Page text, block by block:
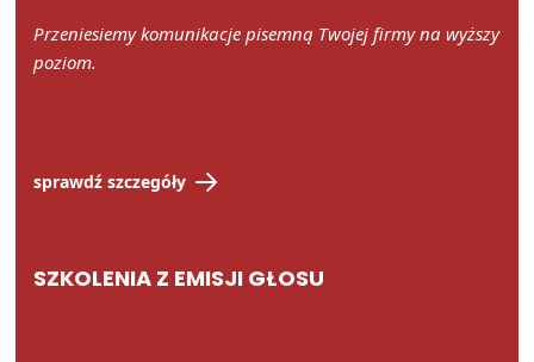
Przeniesiemy komunikacje pisemną Twojej firmy na wyższy
poziom.
sprawdź szczegóły
SZKOLENIA Z EMISJI GŁOSU